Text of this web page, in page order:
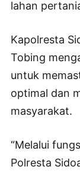
lahan
Kapolresta
Tobing
untuk
optimal dan
masyarakat.
“Melalui
Polresta